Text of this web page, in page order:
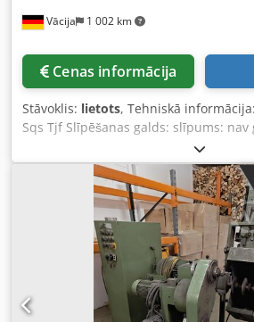
Vācija 1 002 km
Cenas informācija
Stāvoklis: lietots, Tehniskā
Sqs Tjf Slīpēšanas galds: slīpums:
220 V Aparāta svars apm.: 44 kg
0,3 x 0,45 x 1,1 m Labajā pusē disks:
50 mm; disks aprīkots ar slīpēšanas
disks: Ø 125 mm x platums: 50 mm;
slīpēšanas lamelēm Abpusēja balsta
uzstādīta uz stenda ar pamatplati.
ieslēgšanas/izslēgšanas slēdzi